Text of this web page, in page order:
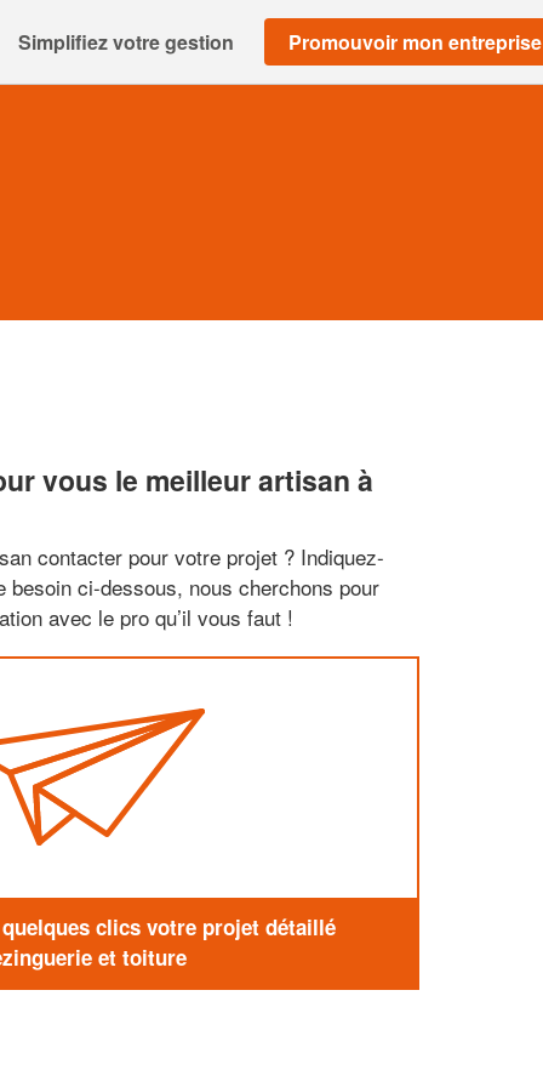
Simplifiez votre gestion Promouvoir mon entreprise
vous le meilleur artisan à
contacter pour votre projet ? Indiquez-
besoin ci-dessous, nous cherchons pour
avec le pro qu’il vous faut !
clics votre projet détaillé
et toiture